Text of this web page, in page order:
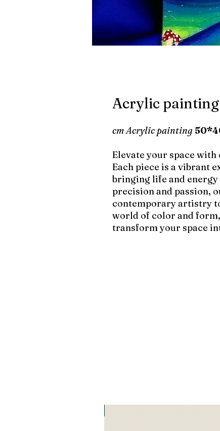
Acrylic
cm Acrylic painting
Elevate your space
Each piece is a vibrant
bringing life and
precision and passion,
contemporary artistry
world of color and
transform your space